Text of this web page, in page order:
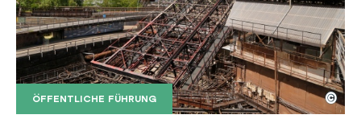
ÖFFENTLICHE FÜHRUNG
Der Erzschrägaufzug der Völklinger Hütte mit
Copyright: Weltkulturerbe Völklinger Hütte | Karl
©